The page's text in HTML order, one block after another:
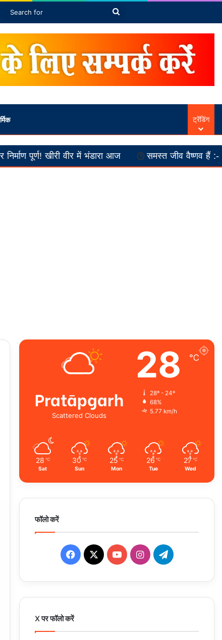
Switch skin
Search
ट्रेंडिंग
वीर में भंडारा आज समस्त जीव वैष्णव हैं :-- स्वामी
Pratāpgarh
Scattered Clouds
28 ℃
28º - 24º
68%
5.77 km/h
28 ℃
Sat
30 ℃
Sun
25 ℃
Mon
26 ℃
Tue
27 ℃
Wed
फॉलो करें
Facebook
X YouTubeInstagramTelegram
X पर फॉलो करें